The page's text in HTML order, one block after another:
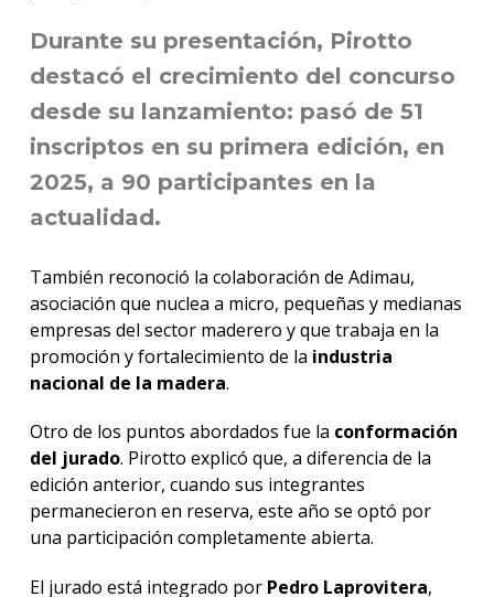
Durante su presentación, Pirotto
destacó el crecimiento del concurso
desde su lanzamiento: pasó de 51
inscriptos en su primera edición, en
2025, a 90 participantes en la
actualidad.
También reconoció la colaboración de Adimau,
asociación que nuclea a micro, pequeñas y medianas
empresas del sector maderero y que trabaja en la
promoción y fortalecimiento de la industria
nacional de la madera.
Otro de los puntos abordados fue la conformación
del jurado. Pirotto explicó que, a diferencia de la
edición anterior, cuando sus integrantes
permanecieron en reserva, este año se optó por
una participación completamente abierta.
El jurado está integrado por Pedro Laprovitera,